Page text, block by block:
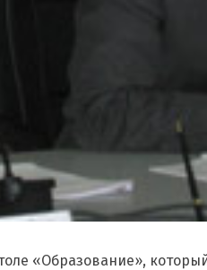
«Образование»,